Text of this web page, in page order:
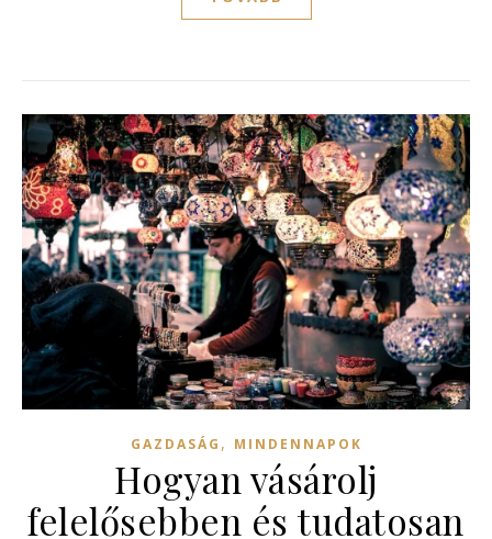
GAZDASÁG , MINDENNAPOK
Hogyan vásárolj
felelősebben és tudatosan